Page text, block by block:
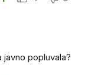
javno popluvala?